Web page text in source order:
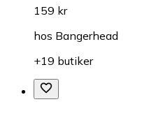
159 kr
hos Bangerhead
+19 butiker